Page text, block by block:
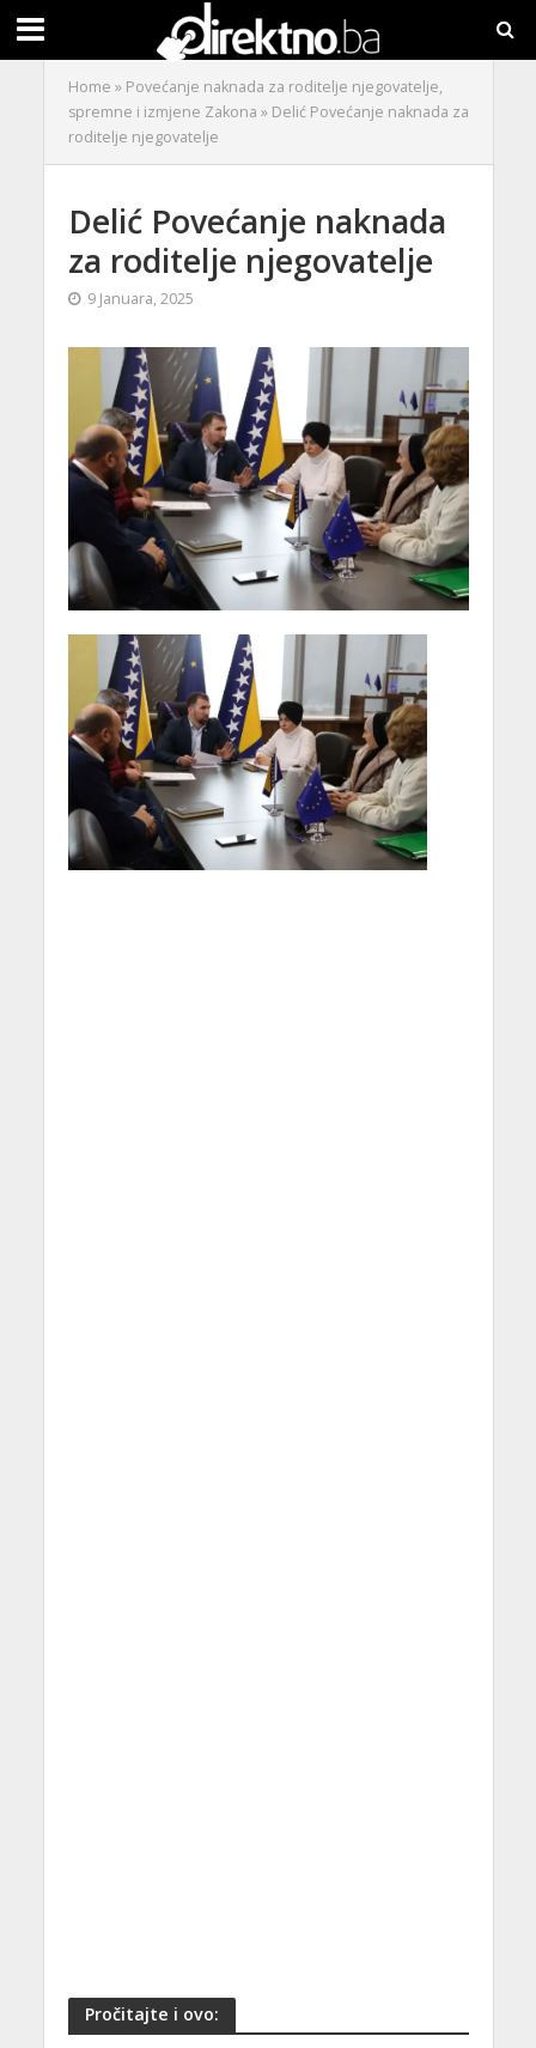
Home » Povećanje naknada za roditelje njegovatelje,
spremne i izmjene Zakona » Delić Povećanje naknada za
roditelje njegovatelje
Delić Povećanje naknada
za roditelje njegovatelje
9 Januara, 2025
Pročitajte i ovo: